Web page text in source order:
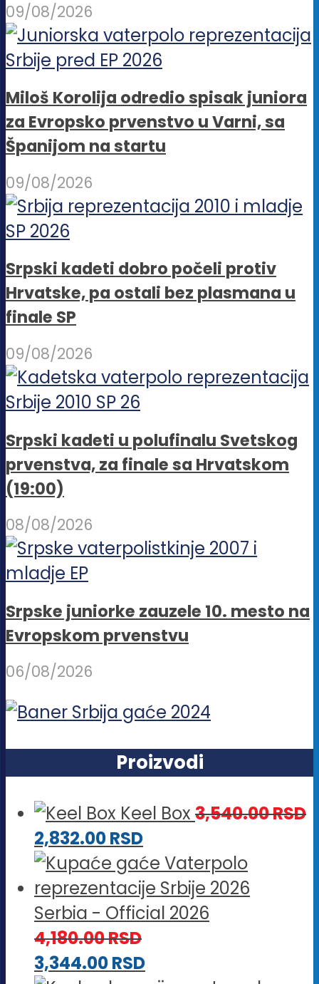
09/08/2026
Miloš Korolija odredio spisak juniora
za Evropsko prvenstvo u Varni, sa
Španijom na startu
09/08/2026
Srpski kadeti dobro počeli protiv
Hrvatske, pa ostali bez plasmana u
finale SP
09/08/2026
Srpski kadeti u polufinalu Svetskog
prvenstva, za finale sa Hrvatskom
(19:00)
08/08/2026
Srpske juniorke zauzele 10. mesto na
Evropskom prvenstvu
06/08/2026
Proizvodi
Keel Box 3,540.00RSD
2,832.00RSD
Serbia - Official 2026
4,180.00RSD
3,344.00RSD